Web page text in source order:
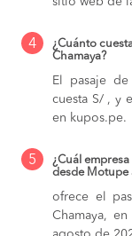
4
¿Cuánto
Chamaya?
El pasaje
cuesta S/ , y
en kupos.pe.
5
¿Cuál
desde Motupe
ofrece el
Chamaya,